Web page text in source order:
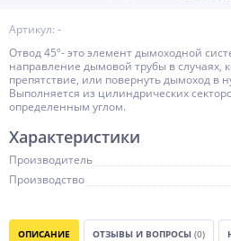
Артикул: -
Отвод 45º- это элемент дымоходной
направление дымовой трубы в случаях,
препятствие, или повернуть дымоход в
Выполняется из цилиндрических
определенным углом.
Характеристики
Производитель
Производство
ОПИСАНИЕ ОТЗЫВЫ И ВОПРОСЫ (0)